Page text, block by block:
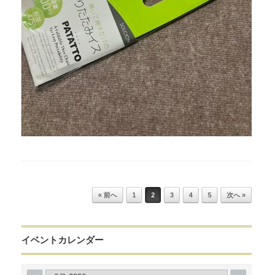
« 前へ 1 2 3 4 5 次へ »
イベントカレンダー